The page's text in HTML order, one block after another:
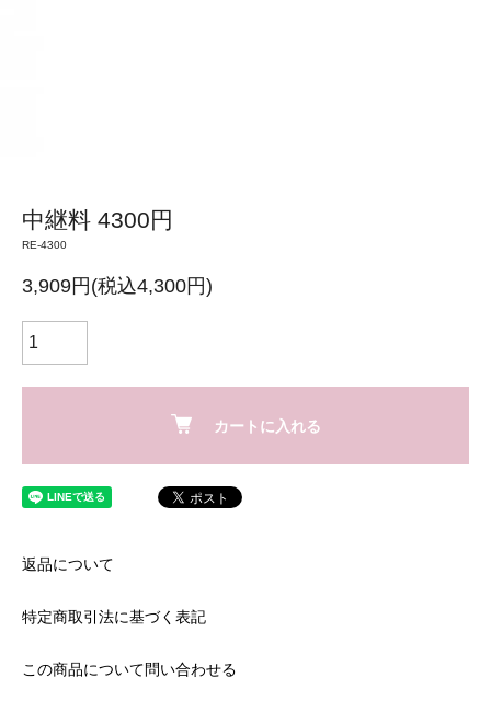
中継料 4300円
RE-4300
3,909円(税込4,300円)
カートに入れる
返品について
特定商取引法に基づく表記
この商品について問い合わせる